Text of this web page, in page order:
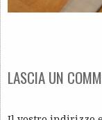
LASCIA UN